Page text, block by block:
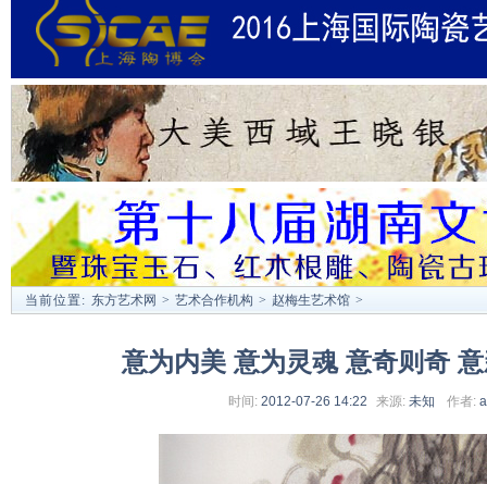
当前位置: 东方艺术网 > 艺术合作机构 > 赵梅生艺术馆 >
意为内美 意为灵魂 意奇则奇
时间: 2012-07-26 14:22 来源: 未知 作者: